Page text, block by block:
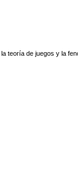
teoría de juegos y la